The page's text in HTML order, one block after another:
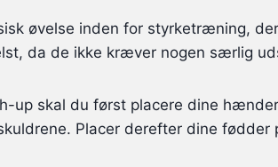
øvelse inden for styrketræning,
da de ikke kræver nogen særlig
up skal du først placere dine
Placer derefter dine